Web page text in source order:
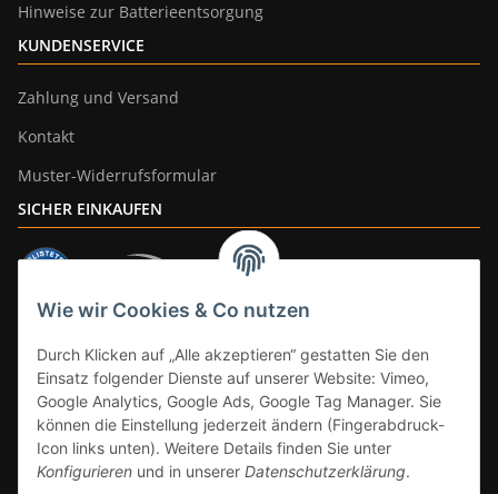
Wie wir Cookies & Co nutzen
Durch Klicken auf „Alle akzeptieren“ gestatten Sie den
Einsatz folgender Dienste auf unserer Website: Vimeo,
Google Analytics, Google Ads, Google Tag Manager. Sie
können die Einstellung jederzeit ändern (Fingerabdruck-
Icon links unten). Weitere Details finden Sie unter
Konfigurieren und in unserer Datenschutzerklärung.
Hinweise zur Batterieentsorgung
KUNDENSERVICE
Zahlung und Versand
Kontakt
Muster-Widerrufsformular
SICHER EINKAUFEN